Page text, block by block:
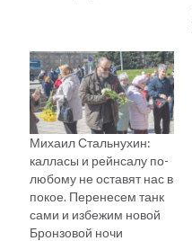
решено для того, чтобы
опробовать крепость
построенных
эстонскими солдатами
оборонительных
сооружений. В 1999 году
Польша предлагала
Эстонии подарить 5
танков Т-55, однако
эстонцы отказались,…
Михаил Стальнухин:
калласы и рейнсалу по-
любому не оставят нас в
покое. Перенесем танк
сами и избежим новой
Бронзовой ночи